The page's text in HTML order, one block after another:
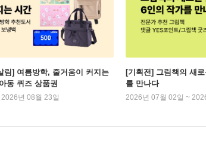
림] 여름방학, 줄거움이 커지는
동 퀴즈 상품권
년 08월 23일
[기획전] 그림책의 새
를 만나다
2026년 07월 02일 ~